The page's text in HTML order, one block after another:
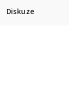
Diskuze